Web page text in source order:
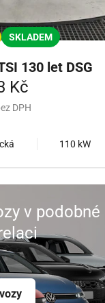
SKLADEM
130 let DSG
Kč
DPH
110 kW
v podobné